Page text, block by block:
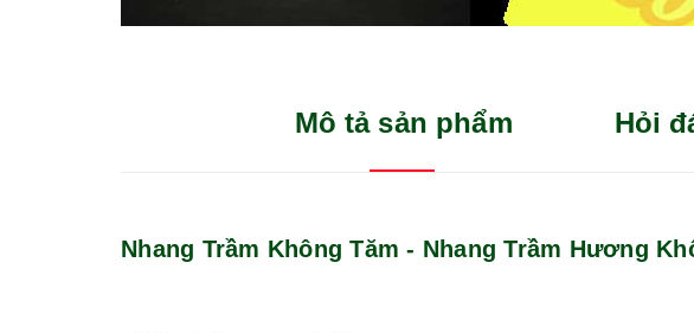
Mô tả sản phẩm Hỏi
Nhang Trầm Không Tăm - Nhang Trầm Hương